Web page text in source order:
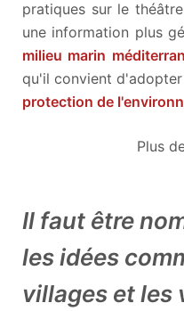
pratiques sur le
une information plus
milieu marin
qu'il convient
protection de
Plus
Il faut être
les idées
villages et les